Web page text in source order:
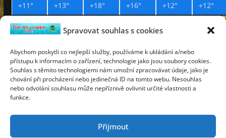
Spravovat souhlas s cookies
Abychom poskytli co nejlepší služby, používáme k ukládání a/nebo
přístupu k informacím o zařízení, technologie jako jsou soubory cookies.
Souhlas s těmito technologiemi nám umožní zpracovávat údaje, jako je
chování při procházení nebo jedinečná ID na tomto webu. Nesouhlas
nebo odvolání souhlasu může nepříznivě ovlivnit určité vlastnosti a
funkce.
Přijmout
+11° +13° +18° +16° +12° +12°
Prohlášení o přístupnosti
pátek
7
srpen
2026